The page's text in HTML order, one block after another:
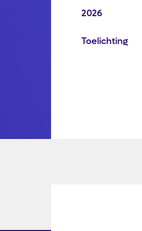
2026
Toelichting